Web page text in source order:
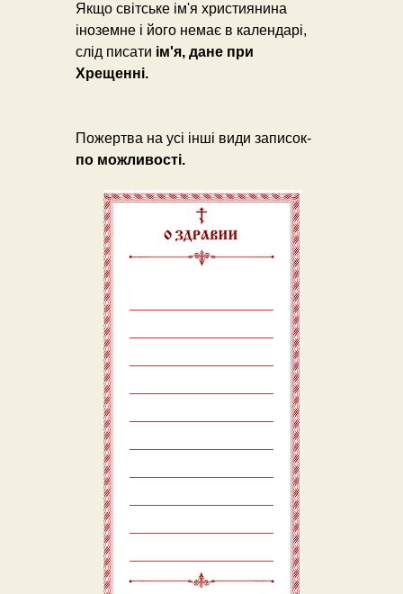
Якщо світське ім'я християнина
іноземне і його немає в календарі,
слід писати ім'я, дане при
Хрещенні.
Пожертва на усі інші види записок-
по можливості.